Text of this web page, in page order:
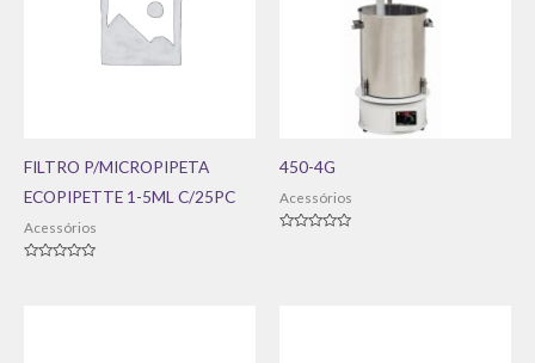
FILTRO P/MICROPIPETA
ECOPIPETTE 1-5ML C/25PC
Acessórios
450-4G
Acessórios